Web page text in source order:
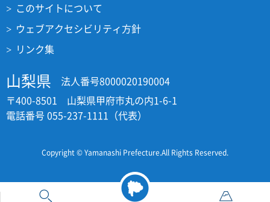
このサイトについて
ウェブアクセシビリティ方針
リンク集
山梨県
法人番号8000020190004
〒400-8501 山梨県甲府市丸の内1-6-1
電話番号 055-237-1111（代表）
Copyright © Yamanashi Prefecture.All Rights Reserved.